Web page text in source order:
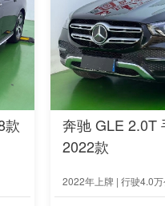
款
奔驰 GLE 2.0T
2022款
2022年上牌 | 行驶4.0